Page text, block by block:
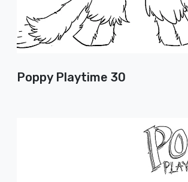
Poppy Playtime 30